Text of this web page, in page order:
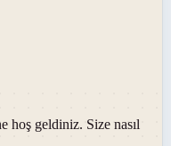
hoş geldiniz. Size nasıl